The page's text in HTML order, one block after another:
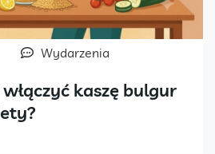
Wydarzenia
kaszę bulgur